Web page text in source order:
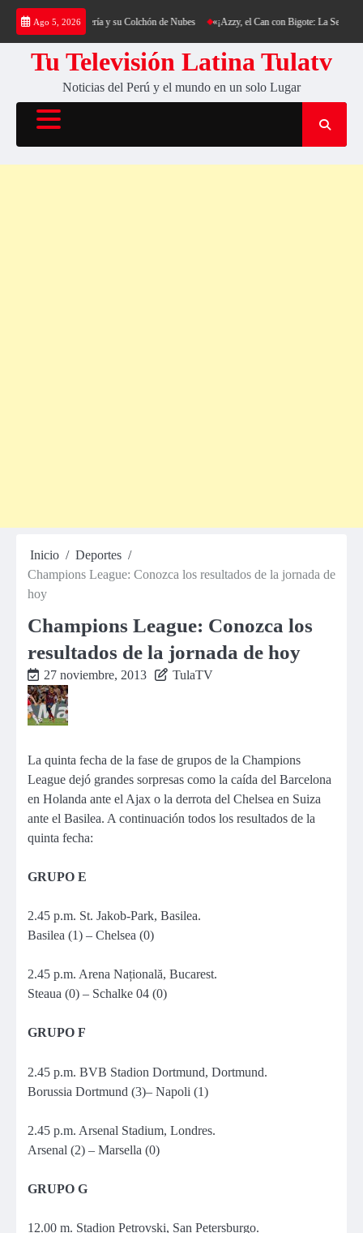
Saltar
contenido
Ago 5, 2026
al Cerro Cantería y su Colchón de Nubes «¡Azzy, el Can con Bigote: La Sensación
Tu Televisión Latina Tulatv
Noticias del Perú y el mundo en un solo Lugar
Inicio
Deportes
Champions League: Conozca los resultados de la jornada de
hoy
Champions League: Conozca los
resultados de la jornada de hoy
27 noviembre, 2013 TulaTV
La quinta fecha de la fase de grupos de la Champions
League dejó grandes sorpresas como la caída del Barcelona
en Holanda ante el Ajax o la derrota del Chelsea en Suiza
ante el Basilea. A continuación todos los resultados de la
quinta fecha:
GRUPO E
2.45 p.m. St. Jakob-Park, Basilea.
Basilea (1) – Chelsea (0)
2.45 p.m. Arena Națională, Bucarest.
Steaua (0) – Schalke 04 (0)
GRUPO F
2.45 p.m. BVB Stadion Dortmund, Dortmund.
Borussia Dortmund (3)– Napoli (1)
2.45 p.m. Arsenal Stadium, Londres.
Arsenal (2) – Marsella (0)
GRUPO G
12.00 m. Stadion Petrovski, San Petersburgo.